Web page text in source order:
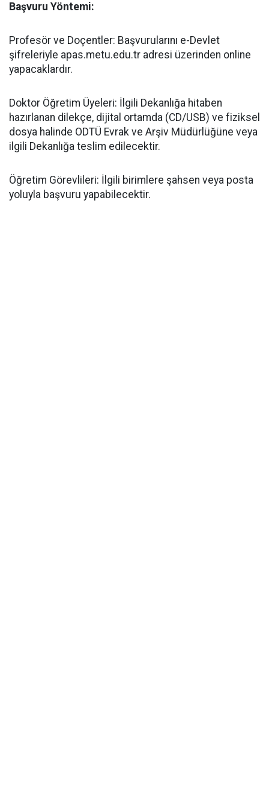
​Başvuru Yöntemi:
​Profesör ve Doçentler: Başvurularını e-Devlet
şifreleriyle apas.metu.edu.tr adresi üzerinden online
yapacaklardır.
​Doktor Öğretim Üyeleri: İlgili Dekanlığa hitaben
hazırlanan dilekçe, dijital ortamda (CD/USB) ve fiziksel
dosya halinde ODTÜ Evrak ve Arşiv Müdürlüğüne veya
ilgili Dekanlığa teslim edilecektir.
​Öğretim Görevlileri: İlgili birimlere şahsen veya posta
yoluyla başvuru yapabilecektir.